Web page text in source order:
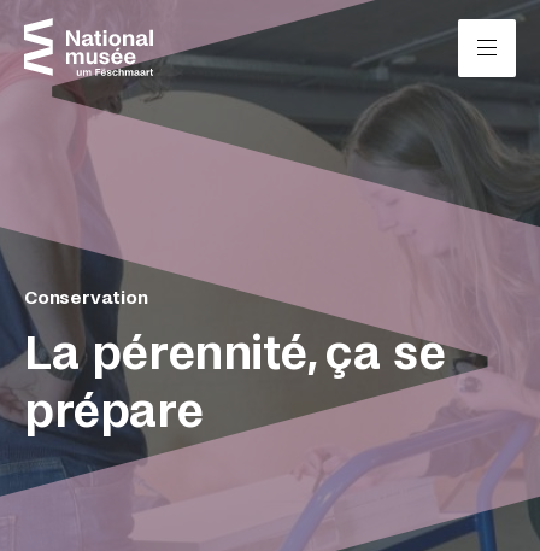
Passer directement au contenu
La pérennité, ça se
prépare
Conservation
Panneau de gestion des cookies